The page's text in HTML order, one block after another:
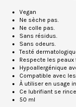
Vegan
Ne sèche pas.
Ne colle pas.
Sans résidus.
Sans odeurs.
Testé
Respecte les peaux
Hypoallergénique
Compatible avec
À utiliser en usage
Ce lubrifiant se rince
50 ml